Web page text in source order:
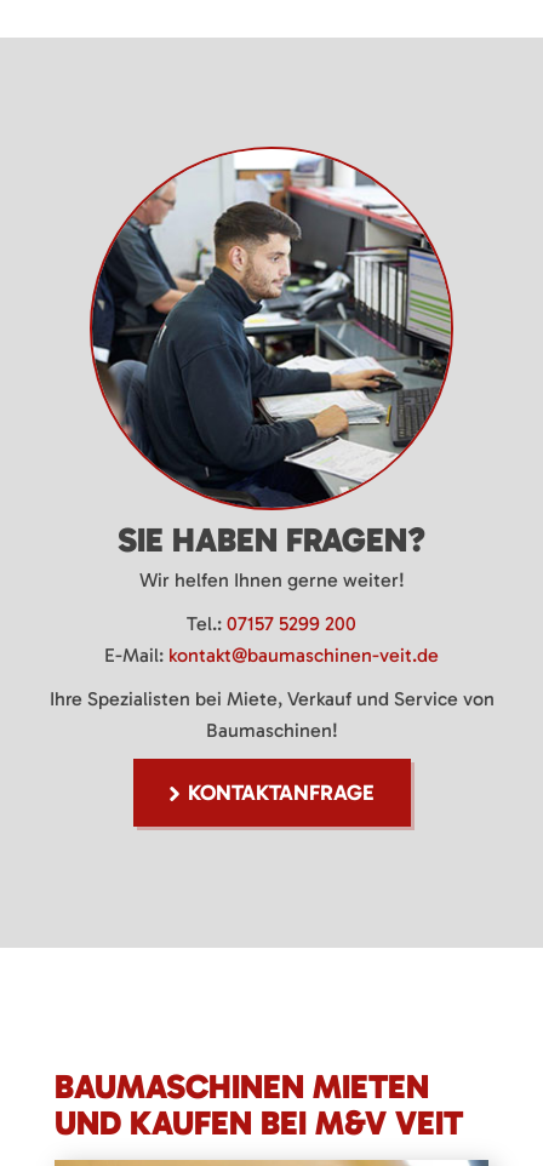
SIE HABEN FRAGEN?
Wir helfen Ihnen gerne weiter!
Tel.: 07157 5299 200
E-Mail: kontakt@baumaschinen-veit.de
Ihre Spezialisten bei Miete, Verkauf und Service von
Baumaschinen!
KONTAKTANFRAGE
BAUMASCHINEN MIETEN
UND KAUFEN BEI M&V VEIT